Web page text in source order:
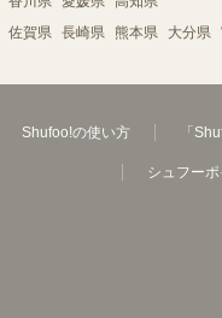
佐賀県 長崎県 熊本県 大分県
Shufoo!の使い方 「
シュフー